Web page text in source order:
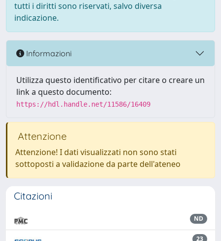
tutti i diritti sono riservati, salvo diversa
indicazione.
Informazioni
Utilizza questo identificativo per citare o creare un
link a questo documento:
https://hdl.handle.net/11586/16409
Attenzione
Attenzione! I dati visualizzati non sono stati
sottoposti a validazione da parte dell'ateneo
Citazioni
ND
23